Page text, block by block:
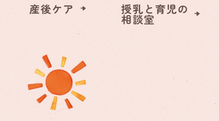
産後ケア 授乳と育児の
相談室